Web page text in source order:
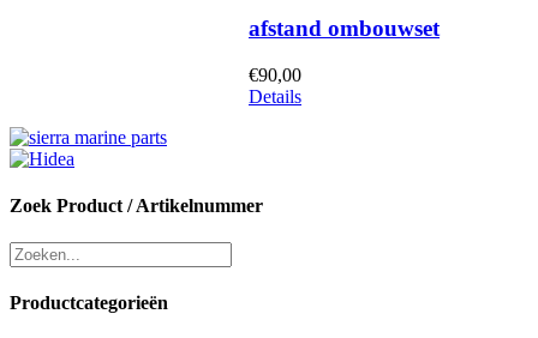
afstand ombouwset
€90,00
Details
Zoek Product / Artikelnummer
Productcategorieën